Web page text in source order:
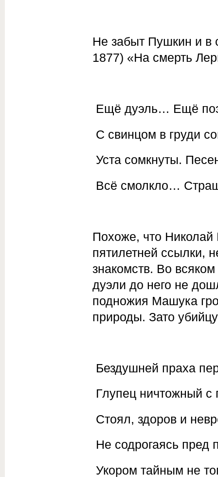
Не забыт Пушкин и в
1877) «На смерть
Ещё дуэль… Ещё
С свинцом в груди
Уста сомкнуты.
Всё смолкло…
Похоже, что Николай
пятилетней ссылки,
знакомств. Во
дуэли до него не
подножия Машука
природы. Зато
Бездушней праха
Глупец ничтожный с
Стоял, здоров и
Не содрогаясь пред
Укором тайным не